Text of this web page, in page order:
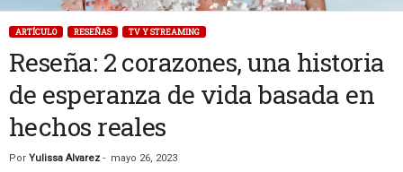
ARTÍCULO RESEÑAS TV Y STREAMING
Reseña: 2 corazones, una historia
de esperanza de vida basada en
hechos reales
Por Yulissa Alvarez - mayo 26, 2023